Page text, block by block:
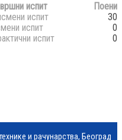
испит
Поени
испит
30
испит
0
испит
0
и рачунарства, Београд